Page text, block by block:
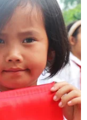
xe trăm
từ các